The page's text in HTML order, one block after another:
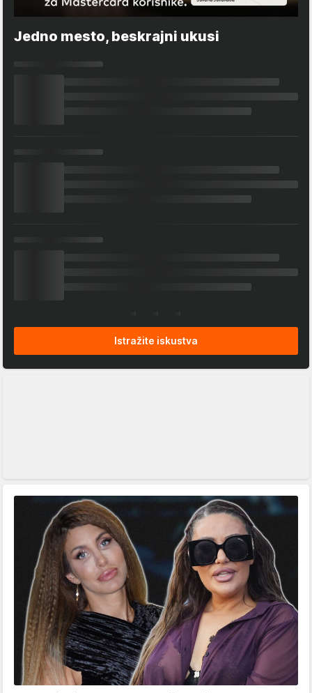
Jedno mesto, beskrajni ukusi
Istražite iskustva